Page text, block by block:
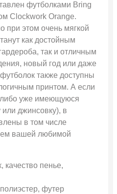
футболками Bring
Clockwork Orange.
при этом очень мягкой
как достойным
так и отличным
новый год или даже
также доступны
принтом. А если
либо уже имеющуюся
джинсовку), в
в том числе
вашей любимой
качество пенье,
футер